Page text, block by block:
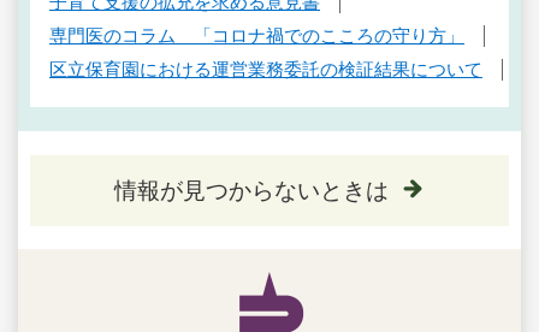
専門医のコラム 「コロナ禍でのこころの守り方」
区立保育園における運営業務委託の検証結果について
情報が見つからないときは